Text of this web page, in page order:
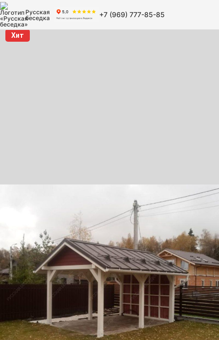
Русская
беседка
+7 (969) 777-85-85
Хит